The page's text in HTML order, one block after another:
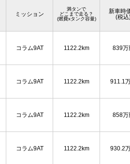
ミッション
満タンで
どこまで走る？
(燃費xタンク容量)
新車時
(税込
コラム9AT 1122.2km 839万
コラム9AT 1122.2km 911.1
コラム9AT 1122.2km 858万
コラム9AT 1122.2km 930.2